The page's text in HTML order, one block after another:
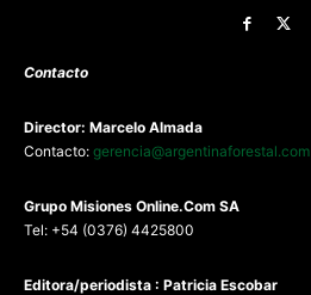
Contacto
Director: Marcelo Almada
Contacto: gerencia@argentinaforestal.com
Grupo Misiones Online.Com SA
Tel: +54 (0376) 4425800
Editora/periodista : Patricia Escobar